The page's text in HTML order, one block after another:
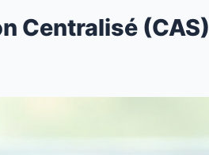
Centralisé (CAS)